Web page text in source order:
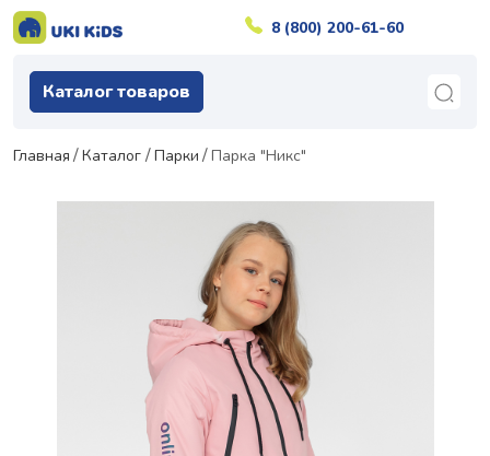
8 (800) 200-61-60
Каталог товаров
Главная Каталог Парки Парка "Никс"